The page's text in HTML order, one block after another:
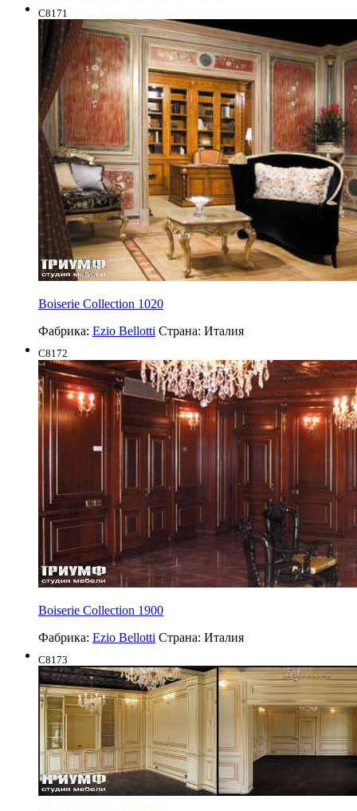
C8171
Boiserie Collection 1020
Фабрика: Ezio Bellotti Страна: Италия
C8172
Boiserie Collection 1900
Фабрика: Ezio Bellotti Страна: Италия
C8173